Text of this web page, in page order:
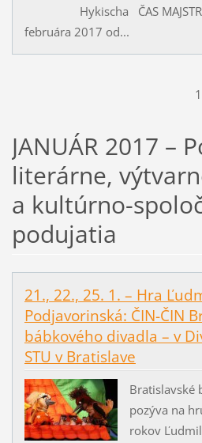
Hykischa ČAS
februára 2017 od...
1
JANUÁR 2017 –
literárne,
a kultúrno-
podujatia
21., 22., 25. 1. – Hra
Podjavorinská: ČIN-ČIN
bábkového divadla – v
STU v Bratislave
Bratislavské
pozýva na
rokov